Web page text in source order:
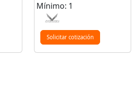
Mínimo: 1
Solicitar cotización